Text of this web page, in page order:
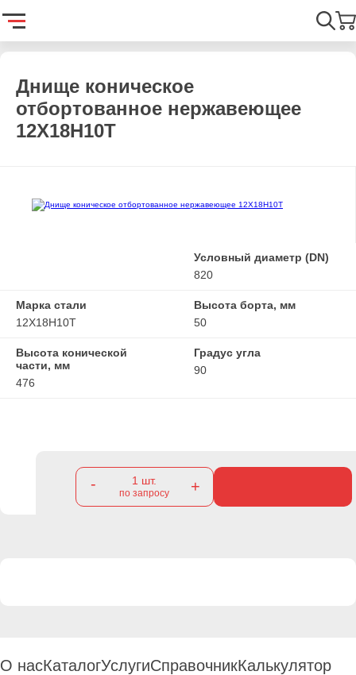
Найти
Главная
Днище коническое
отбортованное нержавеющее
12Х18Н10Т
Условный диаметр (DN)
820
Марка стали
12Х18Н10Т
Высота борта, мм
50
Высота конической
части, мм
476
Градус угла
90
- 1 шт.
по запросу +
О насКаталогУслугиСправочникКалькулятор